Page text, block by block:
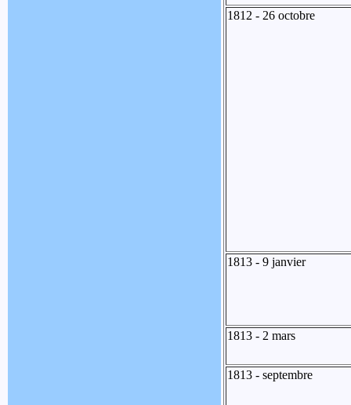
1812 - 26 octobre
1813 - 9 janvier
1813 - 2 mars
1813 - septembre